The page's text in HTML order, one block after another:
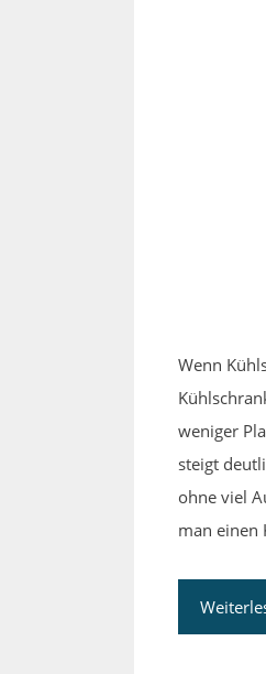
Wenn
weniger
steigt
ohne viel
man einen